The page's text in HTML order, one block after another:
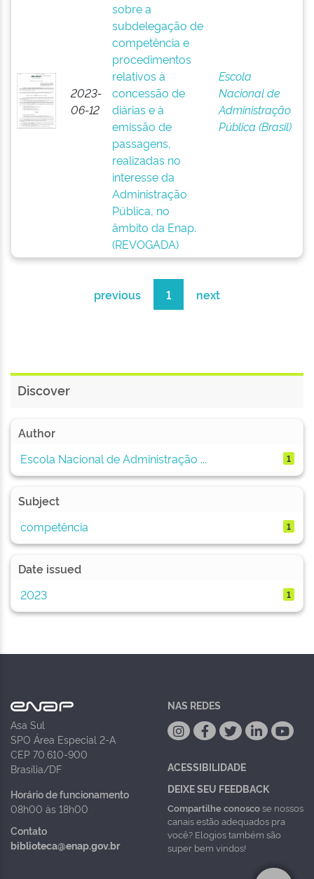
2023-
06-12
sobre a
subdelegação de
competência e
procedimentos
relativos à
concessão de
diárias e à
emissão de
passagens,
realizadas no
interesse da
Administração
Pública, no
âmbito da Enap.
(REVOGADA)
Escola
Nacional de
Administração
Pública (Brasil)
previous 1 next
Discover
Author
Escola Nacional de Administração ...
1
Subject
competência
1
Date issued
2023
1
Asa Sul
SPO Área Especial 2-A
CEP 70.610-900
Brasília/DF
Horário de funcionamento
08h00 às 18h00
Contato
biblioteca@enap.gov.br
NAS REDES
ACESSIBILIDADE
DEIXE SEU FEEDBACK
Compartilhe conoscose nossos
canais estão adequados pra
você? Elogios também são
super bem vindos!